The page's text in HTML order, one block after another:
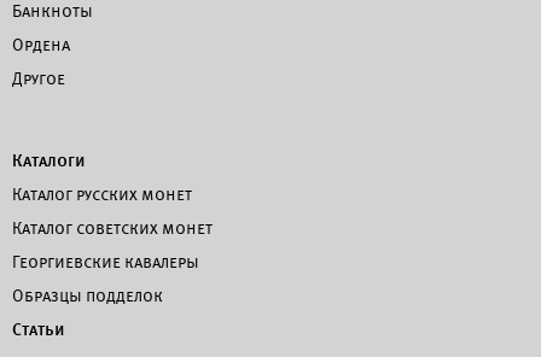
Банкноты
Ордена
Другое
Каталоги
Каталог русских монет
Каталог советских монет
Георгиевские кавалеры
Образцы подделок
Статьи